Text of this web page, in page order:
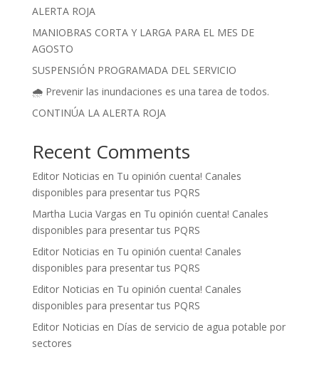
ALERTA ROJA
MANIOBRAS CORTA Y LARGA PARA EL MES DE
AGOSTO
SUSPENSIÓN PROGRAMADA DEL SERVICIO
🌧️ Prevenir las inundaciones es una tarea de todos.
CONTINÚA LA ALERTA ROJA
Recent Comments
Editor Noticias en Tu opinión cuenta! Canales
disponibles para presentar tus PQRS
Martha Lucia Vargas en Tu opinión cuenta! Canales
disponibles para presentar tus PQRS
Editor Noticias en Tu opinión cuenta! Canales
disponibles para presentar tus PQRS
Editor Noticias en Tu opinión cuenta! Canales
disponibles para presentar tus PQRS
Editor Noticias en Días de servicio de agua potable por
sectores